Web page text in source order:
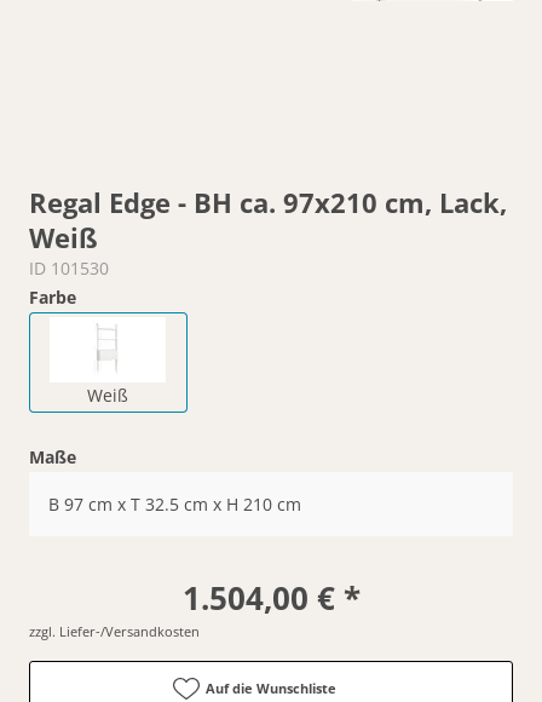
Regal Edge - BH ca. 97x210 cm, Lack,
Weiß
ID 101530
Farbe
Weiß
Maße
B 97 cm x T 32.5 cm x H 210 cm
1.504,00 € *
zzgl. Liefer-/Versandkosten
Auf die Wunschliste